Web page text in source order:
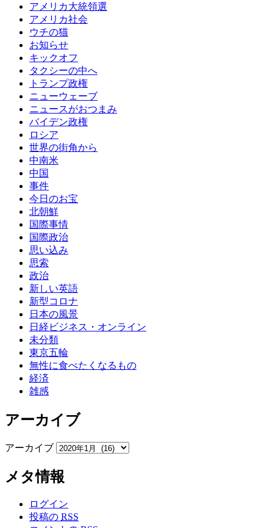
アメリカ大統領選
アメリカ社会
ウチの猫
お知らせ
キックオフ
タクシーの中へ
トランプ政権
ニューウェーブ
ニュースがおつまみ
バイデン政権
ロシア
世界の街角から
中南米
中国
事件
今日のお宝
北朝鮮
国際事情
国際政治
思い込み
思索
政治
新しい英語
新型コロナ
日本の風景
日経ビジネス・オンライン
未分類
東京五輪
無性に食べたくなるもの
経済
雑感
アーカイブ
アーカイブ
メタ情報
ログイン
投稿の RSS